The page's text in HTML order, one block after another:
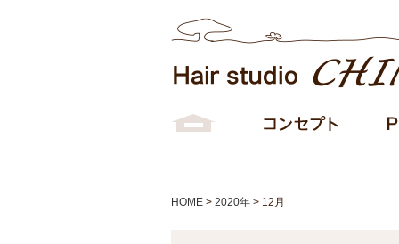
HOME > 2020年 > 12月